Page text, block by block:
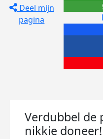
Deel mijn
pagina
Verdubbel de
nikkie doneer!